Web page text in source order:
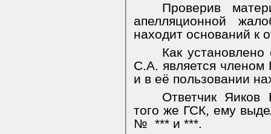
Проверив
апелляционной
находит оснований к
Как
С.А. является
и в её пользовании
Ответчик
того же ГСК, ему
№ *** и ***.